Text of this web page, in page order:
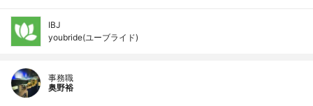
IBJ
youbride(ユーブライド)
事務職
奥野裕